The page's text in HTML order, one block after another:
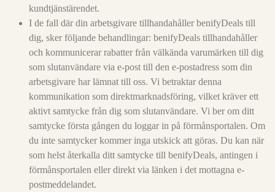
kundtjänstärendet.
I de fall där din arbetsgivare tillhandahåller benifyDeals till
dig, sker följande behandlingar: benifyDeals tillhandahåller
och kommunicerar rabatter från välkända varumärken till dig
som slutanvändare via e-post till den e-postadress som din
arbetsgivare har lämnat till oss. Vi betraktar denna
kommunikation som direktmarknadsföring, vilket kräver ett
aktivt samtycke från dig som slutanvändare. Vi ber om ditt
samtycke första gången du loggar in på förmånsportalen. Om
du inte samtycker kommer inga utskick att göras. Du kan när
som helst återkalla ditt samtycke till benifyDeals, antingen i
förmånsportalen eller direkt via länken i det mottagna e-
postmeddelandet.